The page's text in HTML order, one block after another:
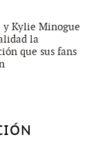
y Kylie Minogue
la
que sus fans